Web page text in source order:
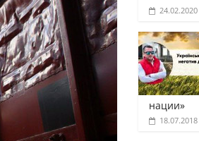
24.02.2020
нации»
18.07.2018